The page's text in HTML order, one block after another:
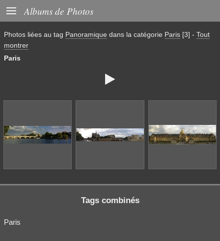
 Albums de Photos
Photos liées au tag Panoramique dans la catégorie Paris [3] - Tout
montrer
Paris

Tags combinés
Paris